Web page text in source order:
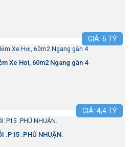
GIÁ: 6 TỶ
Xe Hơi, 60m2 Ngang gần 4
GIÁ: 4,4TỶ
.P15 .PHÚ NHUẬN.